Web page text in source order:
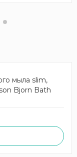
мыла slim,
Bjorn Bath